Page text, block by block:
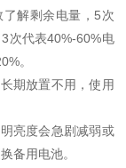
解剩余电量，5次
次代表40%-60%电
。
期放置不用，使用
亮度会急剧减弱或
备用电池。